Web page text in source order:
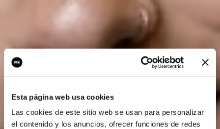
Esta página web usa cookies
Las cookies de este sitio web se usan para personalizar
el contenido y los anuncios, ofrecer funciones de redes